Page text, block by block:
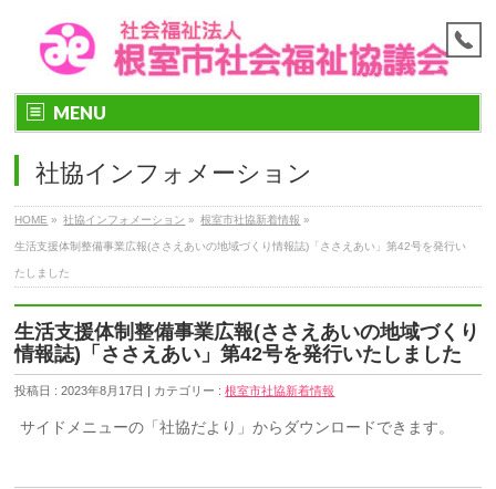
MENU
社協インフォメーション
HOME » 社協インフォメーション » 根室市社協新着情報 »
生活支援体制整備事業広報(ささえあいの地域づくり情報誌)「ささえあい」第42号を発行い
たしました
生活支援体制整備事業広報(ささえあいの地域づくり
情報誌)「ささえあい」第42号を発行いたしました
投稿日 : 2023年8月17日 | カテゴリー :根室市社協新着情報
サイドメニューの「社協だより」からダウンロードできます。